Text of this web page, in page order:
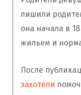
лишили
она начала в
жильем и
После
захотели